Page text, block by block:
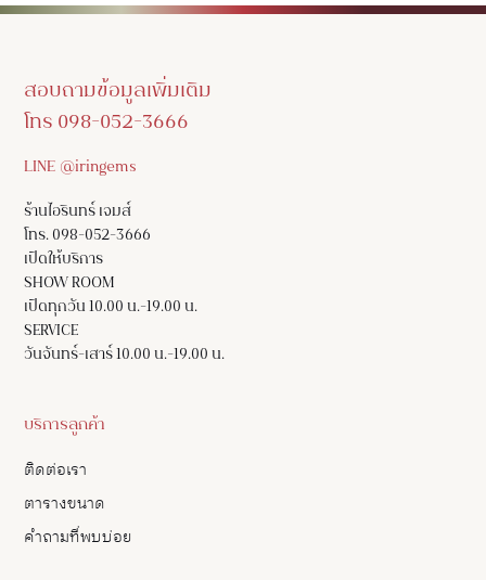
สอบถามข้อมูลเพิ่มเติม
โทร 098-052-3666
LINE @iringems
ร้านไอรินทร์ เจมส์
โทร. 098-052-3666
เปิดให้บริการ
SHOW ROOM
เปิดทุกวัน 10.00 น.-19.00 น.
SERVICE
วันจันทร์-เสาร์ 10.00 น.-19.00 น.
บริการลูกค้า
ติดต่อเรา
ตารางขนาด
คำถามที่พบบ่อย